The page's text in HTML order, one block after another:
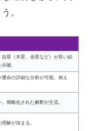
。
星（木星、金星など）が良い結
唆。
命の詳細な分析が可能。例え
簡略化された解釈が主流。
解が深まる。